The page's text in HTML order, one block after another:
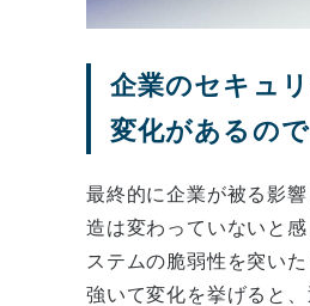
企業のセキュ
変化があるので
最終的に企業が被る影
造は変わっていないと
ステムの脆弱性を突い
強いて変化を挙げると